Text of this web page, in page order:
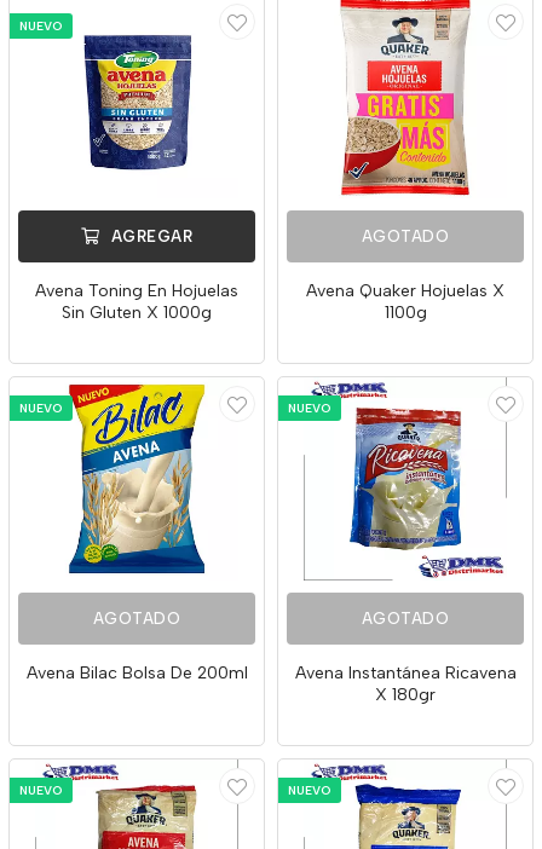
NUEVO
AGREGAR
Avena Toning En Hojuelas
Sin Gluten X 1000g
AGOTADO
Avena Quaker Hojuelas X
1100g
NUEVO
AGOTADO
Avena Bilac Bolsa De 200ml
NUEVO
AGOTADO
Avena Instantánea Ricavena
X 180gr
NUEVO NUEVO